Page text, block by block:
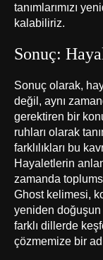
tanımlarımızı
kalabiliriz.
Sonuç:
Sonuç olarak,
değil, aynı
gerektiren bir
ruhları olarak
farklılıkları bu
Hayaletlerin
zamanda
Ghost kelimesi,
yeniden doğuşun
farklı dillerde
çözmemize bir